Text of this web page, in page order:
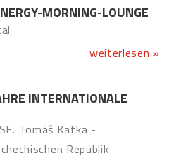
MORNING-LOUNGE
weiterlesen »
INTERNATIONALE
Tomáš Kafka -
Republik